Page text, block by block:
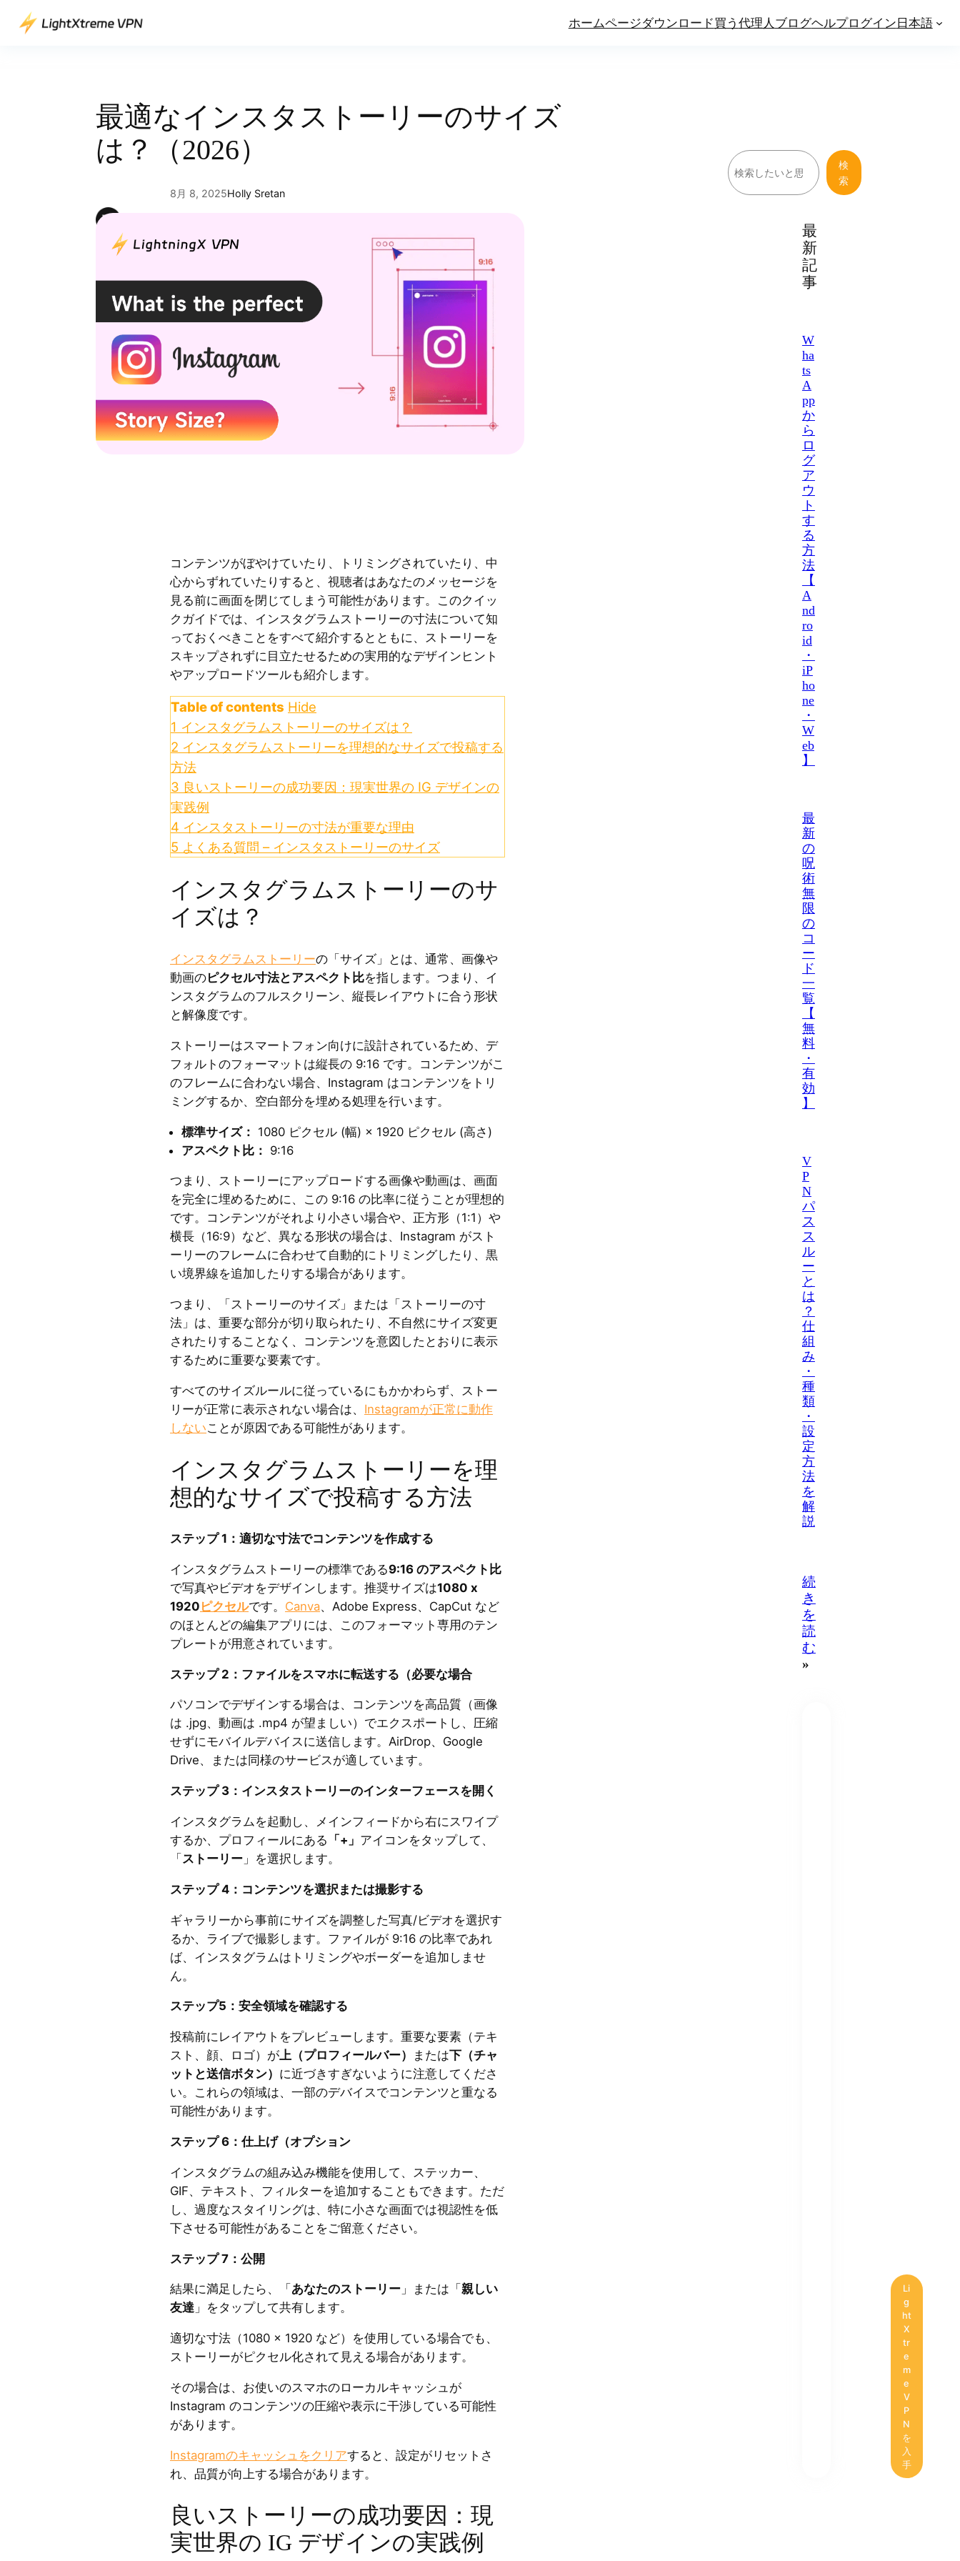
ホームページダウンロード買う 代理人 ブログヘルプログイン日本語
最適なインスタストーリーのサイズ
は？（2026）
8月 8, 2025Holly Sretan
コンテンツがぼやけていたり、トリミングされていたり、中
心からずれていたりすると、視聴者はあなたのメッセージを
見る前に画面を閉じてしまう可能性があります。このクイッ
クガイドでは、インスタグラムストーリーの寸法について知
っておくべきことをすべて紹介するとともに、ストーリーを
スキップされずに目立たせるための実用的なデザインヒント
やアップロードツールも紹介します。
Table of contents Hide
1 インスタグラムストーリーのサイズは？
2 インスタグラムストーリーを理想的なサイズで投稿する
方法
3 良いストーリーの成功要因：現実世界の IG デザインの
実践例
4 インスタストーリーの寸法が重要な理由
5 よくある質問 – インスタストーリーのサイズ
インスタグラムストーリーのサ
イズは？
インスタグラムストーリーの「サイズ」とは、通常、画像や
動画のピクセル寸法とアスペクト比を指します。つまり、イ
ンスタグラムのフルスクリーン、縦長レイアウトに合う形状
と解像度です。
ストーリーはスマートフォン向けに設計されているため、デ
フォルトのフォーマットは縦長の 9:16 です。コンテンツがこ
のフレームに合わない場合、Instagram はコンテンツをトリ
ミングするか、空白部分を埋める処理を行います。
標準サイズ： 1080 ピクセル (幅) × 1920 ピクセル (高さ)
アスペクト比： 9:16
つまり、ストーリーにアップロードする画像や動画は、画面
を完全に埋めるために、この 9:16 の比率に従うことが理想的
です。コンテンツがそれより小さい場合や、正方形（1:1）や
横長（16:9）など、異なる形状の場合は、Instagram がスト
ーリーのフレームに合わせて自動的にトリミングしたり、黒
い境界線を追加したりする場合があります。
つまり、「ストーリーのサイズ」または「ストーリーの寸
法」は、重要な部分が切り取られたり、不自然にサイズ変更
されたりすることなく、コンテンツを意図したとおりに表示
するために重要な要素です。
すべてのサイズルールに従っているにもかかわらず、ストー
リーが正常に表示されない場合は、 Instagramが正常に動作
しないことが原因である可能性があります。
インスタグラムストーリーを理
想的なサイズで投稿する方法
ステップ 1：適切な寸法でコンテンツを作成する
インスタグラムストーリーの標準である9:16 のアスペクト比
で写真やビデオをデザインします。推奨サイズは1080 x
1920 ピクセルです。 Canva、Adobe Express、CapCut など
のほとんどの編集アプリには、このフォーマット専用のテン
プレートが用意されています。
ステップ 2：ファイルをスマホに転送する（必要な場合
パソコンでデザインする場合は、コンテンツを高品質（画像
は .jpg、動画は .mp4 が望ましい）でエクスポートし、圧縮
せずにモバイルデバイスに送信します。AirDrop、Google
Drive、または同様のサービスが適しています。
ステップ 3：インスタストーリーのインターフェースを開く
インスタグラムを起動し、メインフィードから右にスワイプ
するか、プロフィールにある 「+」 アイコンをタップして、
「 ストーリー 」を選択します。
ステップ 4：コンテンツを選択または撮影する
ギャラリーから事前にサイズを調整した写真/ビデオを選択す
るか、ライブで撮影します。ファイルが 9:16 の比率であれ
ば、インスタグラムはトリミングやボーダーを追加しませ
ん。
ステップ5：安全領域を確認する
投稿前にレイアウトをプレビューします。重要な要素（テキ
スト、顔、ロゴ）が上（プロフィールバー） または下（チャ
ットと送信ボタン） に近づきすぎないように注意してくださ
い。これらの領域は、一部のデバイスでコンテンツと重なる
可能性があります。
ステップ 6：仕上げ（オプション
インスタグラムの組み込み機能を使用して、ステッカー、
GIF、テキスト、フィルターを追加することもできます。ただ
し、過度なスタイリングは、特に小さな画面では視認性を低
下させる可能性があることをご留意ください。
ステップ 7：公開
結果に満足したら、「 あなたのストーリー 」または「 親しい
友達 」をタップして共有します。
適切な寸法（1080 × 1920 など）を使用している場合でも、
ストーリーがピクセル化されて見える場合があります。
その場合は、お使いのスマホのローカルキャッシュが
Instagram のコンテンツの圧縮や表示に干渉している可能性
があります。
Instagramのキャッシュをクリアすると、設定がリセットさ
れ、品質が向上する場合があります。
良いストーリーの成功要因：現
実世界の IG デザインの実践例
検
索
検
索
最
新
記
事
W
ha
ts
A
pp
か
ら
ロ
グ
ア
ウ
ト
す
る
方
法
【
A
nd
ro
id
・
iP
ho
ne
・
W
eb
】
最
新
の
呪
術
無
限
の
コ
ー
ド
一
覧
【
無
料
・
有
効
】
V
P
N
パ
ス
ス
ル
ー
と
は
？
仕
組
み
・
種
類
・
設
定
方
法
を
解
説
続
き
を
読
む
»
Li
g
ht
X
tr
e
m
e
V
P
N
を
入
手